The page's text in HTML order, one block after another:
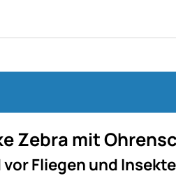
Zebra mit
Fliegen und